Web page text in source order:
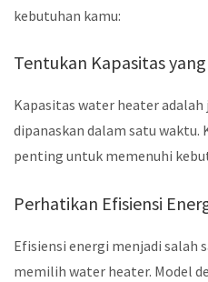
kebutuhan kamu:
Tentukan Kapasitas
Kapasitas water heater
dipanaskan dalam satu
penting untuk memenuhi
Perhatikan Efisiensi
Efisiensi energi menjadi salah
memilih water heater. Model